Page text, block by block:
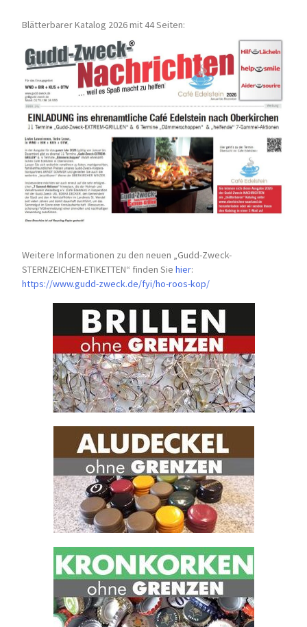
Blätterbarer Katalog 2026 mit 44 Seiten:
Weitere Informationen zu den neuen „Gudd-Zweck-
STERNZEICHEN-ETIKETTEN“ finden Siehier:
https://www.gudd-zweck.de/fyi/ho-roos-kop/